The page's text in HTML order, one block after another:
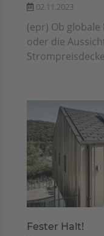
02.11.2023
(epr) Ob
oder die
Fester Halt!